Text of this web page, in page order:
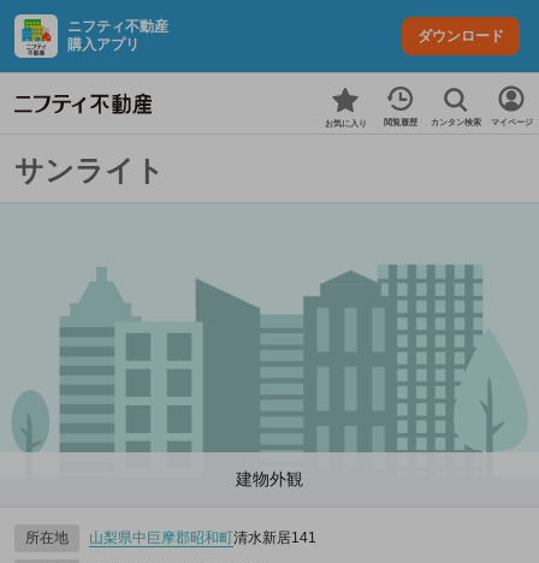
ニフティ不動産
購入アプリ
ダウンロード
お気に入り 閲覧履歴 カンタン検索 マイページ
サンライト
建物外観
所在地 山梨県中巨摩郡昭和町清水新居141